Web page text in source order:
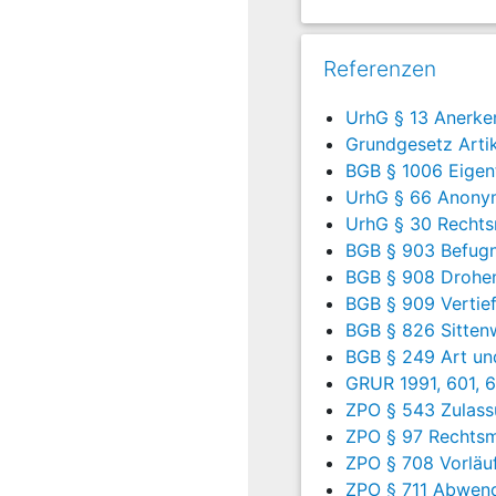
Werkverzeichnis
stehe neben dem
Die Klägerin hat beantragt,
den Beklagten zu
das von Herrn L als
Karl Hofer
Oel/Leinwand, 85 x 111
verzeichnis von Karl
Der Beklagte hat
die Klage abzuweisen.
Er hat ein
nicht gebe. Die
Referenzen
UrhG § 13
Grundgesetz
BGB § 1006
UrhG § 66
UrhG § 30
BGB § 903
BGB § 908
BGB § 909
BGB § 826
BGB § 249 Art
GRUR 1991, 601,
ZPO § 543
ZPO § 97
ZPO § 708
ZPO § 711